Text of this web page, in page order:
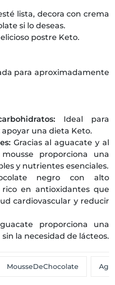
lista, decora con crema
si lo deseas.
postre Keto.
para aproximadamente
Ideal para
una dieta Keto.
Gracias al aguacate y al
proporciona una
y nutrientes esenciales.
negro con alto
en antioxidantes que
cardiovascular y reducir
proporciona una
la necesidad de lácteos.
MousseDeChocolate